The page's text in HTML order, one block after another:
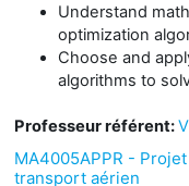
Understand
optimization
Choose and
algorithms to
Professeur référent:
MA4005APPR -
transport aérien